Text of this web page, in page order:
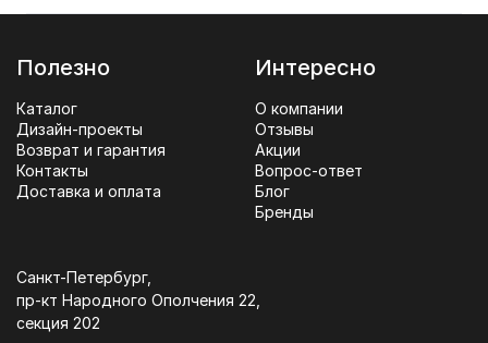
Полезно
Каталог
Дизайн-проекты
Возврат и гарантия
Контакты
Доставка и оплата
Интересно
О компании
Отзывы
Акции
Вопрос-ответ
Блог
Бренды
Санкт-Петербург,
пр-кт Народного Ополчения 22,
секция 202